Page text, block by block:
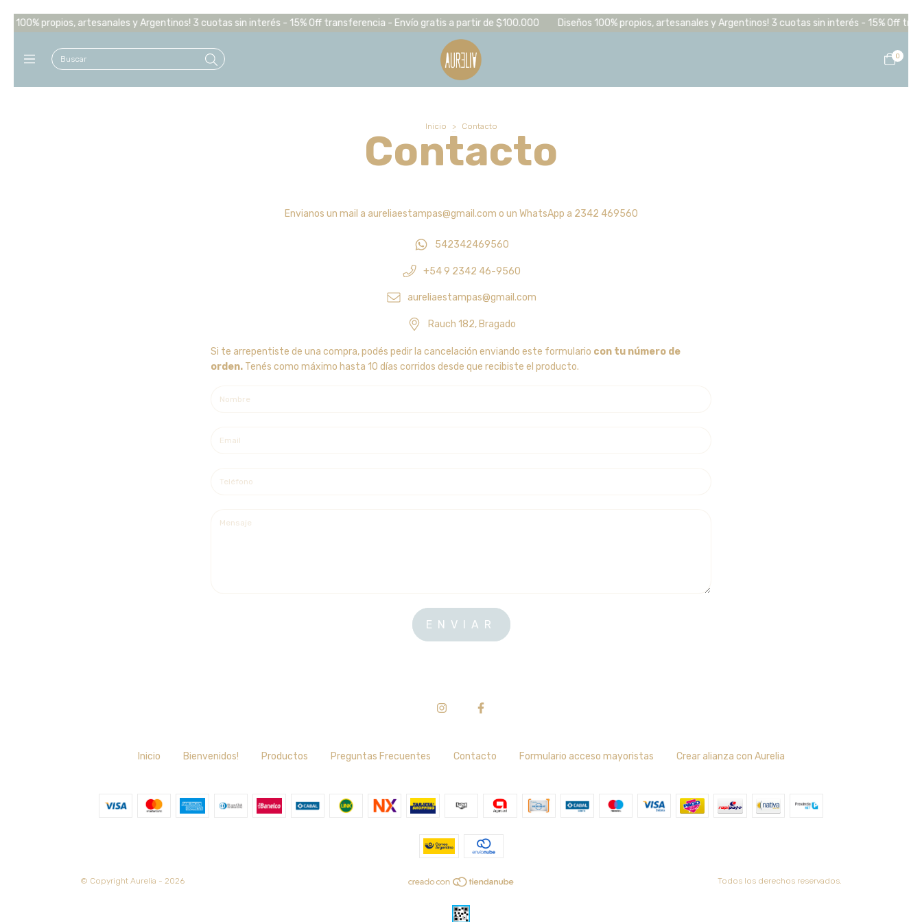
100% propios, artesanales y Argentinos! 3 cuotas sin interés - 15% 0ff transferencia - Envío gratis a partir de $100.000 Diseños 100% propios, artesanales y Argentinos! 3 cuotas sin interés - 15% 0ff
0
Inicio > Contacto
Contacto
Envianos un mail a aureliaestampas@gmail.com o un WhatsApp a 2342 469560
542342469560
+54 9 2342 46-9560
aureliaestampas@gmail.com
Rauch 182, Bragado
Si te arrepentiste de una compra, podés pedir la cancelación enviando este formulario con tu número de
orden. Tenés como máximo hasta 10 días corridos desde que recibiste el producto.
Inicio Bienvenidos! Productos Preguntas Frecuentes Contacto Formulario acceso mayoristas Crear alianza con Aurelia
© Copyright Aurelia - 2026 Todos los derechos reservados.